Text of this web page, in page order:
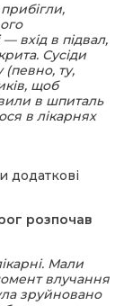
вхід в підвал,
Сусіди
ту,
щоб
в шпиталь
в лікарнях
додаткові
розпочав
Мали
влучання
зруйновано